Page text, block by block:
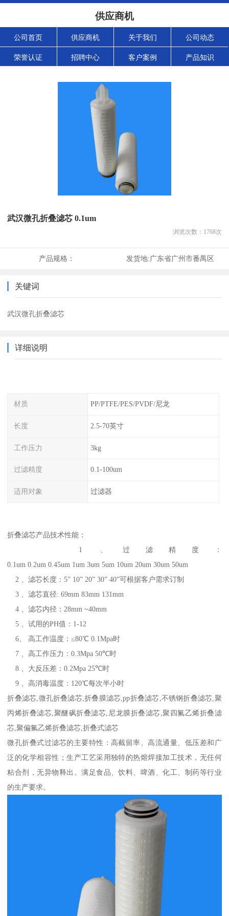
供应商机
公司首页 供应商机 关于我们 公司动态
荣誉认证 招聘中心 客户案例 产品知识
武汉微孔折叠滤芯 0.1um
浏览次数： 1768次
产品规格： 发货地:广东省广州市番禺区
关键词
武汉微孔折叠滤芯
详细说明
材质 PP/PTFE/PES/PVDF/尼龙
长度 2.5-70英寸
工作压力 3kg
过滤精度 0.1-100um
适用对象 过滤器
折叠滤芯产品技术性能：
1 、过滤精度：
0.1um 0.2um 0.45um 1um 3um 5um 10um 20um 30um 50um
2 、滤芯长度：5” 10” 20” 30” 40”可根据客户需求订制
3 、滤芯直径: 69mm 83mm 131mm
4 、滤芯内径：28mm ~40mm
5 、试用的PH值：1-12
6、 高工作温度：≤80℃ 0.1Mpa时
7 、高工作压力：0.3Mpa 50℃时
8 、大反压差：0.2Mpa 25℃时
9 、高消毒温度：120℃每次半小时
折叠滤芯,微孔折叠滤芯,折叠膜滤芯,pp折叠滤芯,不锈钢折叠滤芯,聚
丙烯折叠滤芯,聚醚砜折叠滤芯,尼龙膜折叠滤芯,聚四氟乙烯折叠滤
芯,聚偏氟乙烯折叠滤芯,折叠式滤芯
微孔折叠式过滤芯的主要特性：高截留率、高流通量、低压差和广
泛的化学相容性；生产工艺采用独特的热熔焊接加工技术，无任何
粘合剂，无异物释出。满足食品、饮料、啤酒、化工、制药等行业
的生产要求。